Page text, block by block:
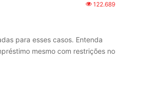
122.689
para esses casos. Entenda
mesmo com restrições no